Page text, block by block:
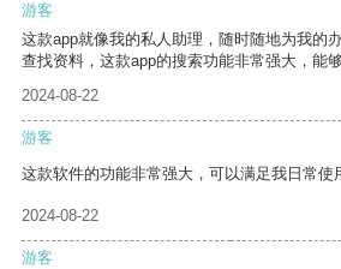
游客
这款app就像我的私人助理，随时随地为我的
查找资料，这款app的搜索功能非常强大，能
2024-08-22
游客
这款软件的功能非常强大，可以满足我日常使
2024-08-22
游客